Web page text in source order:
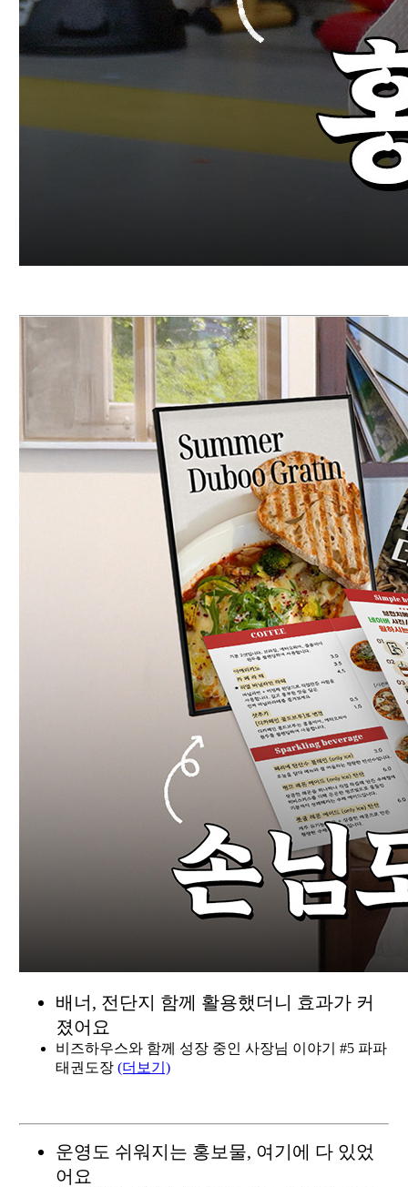
배너, 전단지 함께 활용했더니 효과가 커
졌어요
비즈하우스와 함께 성장 중인 사장님 이야기 #5 파파
태권도장 (더보기)
운영도 쉬워지는 홍보물, 여기에 다 있었
어요